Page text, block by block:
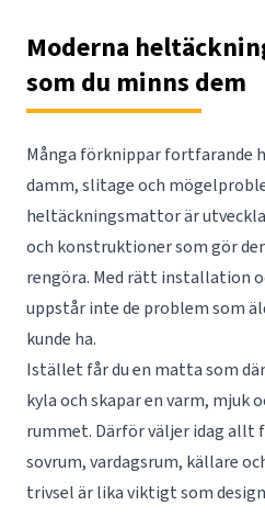
Moderna
som du minns dem
Många förknippar fortfarande
damm, slitage och
heltäckningsmattor är
och konstruktioner som gör
rengöra. Med rätt installation
uppstår inte de problem som
kunde ha.
Istället får du en matta som
kyla och skapar en varm, mjuk
rummet. Därför väljer idag
sovrum, vardagsrum, källare
trivsel är lika viktigt som